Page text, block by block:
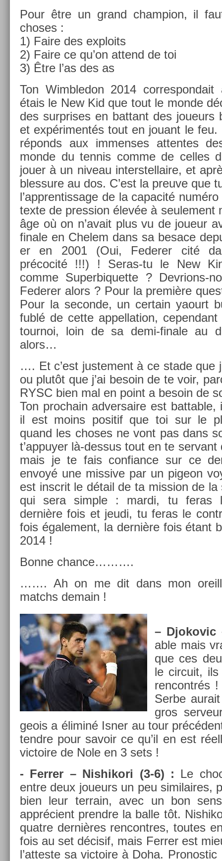
Pour être un grand champ­ion, il
choses :
1) Faire des ex­ploits
2) Faire ce qu’on at­tend de toi
3) Être l’as des as
Ton Wimbledon 2014
étais le New Kid que tout le monde
des sur­prises en bat­tant des joueurs
et ex­périmentés tout en jouant le
réponds aux im­men­ses at­tentes
monde du ten­nis comme de cel­les
jouer à un niveau in­terstel­laire, et
bles­sure au dos. C’est la pre­uve que
l’appren­tissage de la capacité
tex­te de pre­ss­ion élevée à seule­ment
âge où on n’avait plus vu de joueur
fin­ale en Chelem dans sa be­sace
er en 2001 (Oui, Feder­er cité
précocité !!!) ! Seras-tu le New
comme Super­biquet­te ? Devrions-
Feder­er alors ? Pour la première
Pour la secon­de, un cer­tain yaourt
fublé de cette ap­pella­tion,
tour­noi, loin de sa demi-finale au
alors…
…. Et c’est just­e­ment à ce stade que
ou plutôt que j’ai be­soin de te voir,
RYSC bien mal en point a be­soin de
Ton pro­chain ad­versaire est
il est moins positif que toi sur le
quand les choses ne vont pas dans
t’ap­puy­er là-dessus tout en te ser­vant
mais je te fais con­fian­ce sur ce
envoyé une mis­sive par un pigeon
est in­scrit le détail de ta mis­s­ion de la
qui sera sim­ple : mardi, tu feras
dernière fois et jeudi, tu feras le
fois égale­ment, la dernière fois étant
2014 !
Bonne chan­ce……….
……. Ah on me dit dans mon
matchs de­main !
– Djokovic
able mais
que ces
le cir­cuit,
re­ncontrés
Serbe
gros
geois a éliminé Isner au tour
tendre pour savoir ce qu’il en est
vic­toire de Nole en 3 sets !
- Ferr­er – Nis­hikori (3-6) : Le
entre deux joueurs un peu similaires,
bien leur ter­rain, avec un bon
apprécient pre­ndre la balle tôt.
quat­re dernières re­ncontres, toutes
fois au set décisif, mais Ferr­er est
l’at­teste sa vic­toire à Doha.